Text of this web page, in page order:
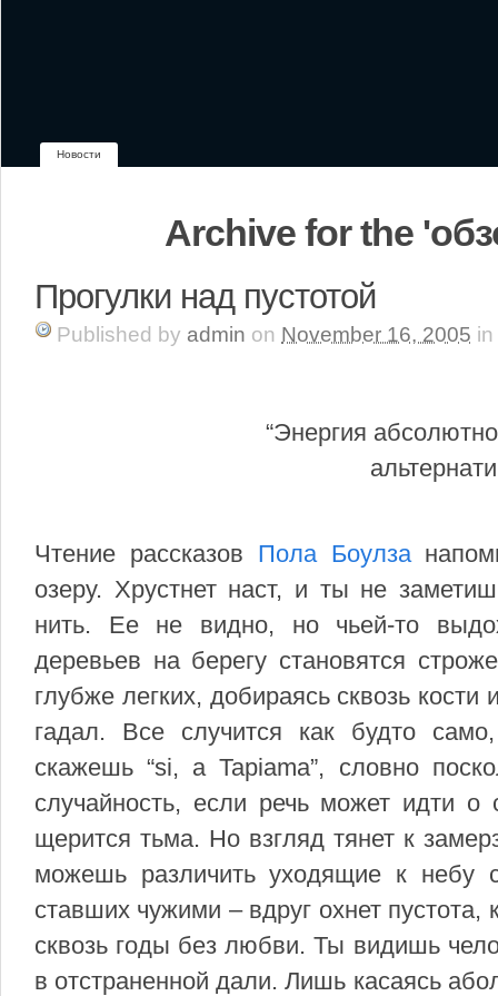
Новости
Archive for the
Прогулки над пустотой
Published by admin on November 16, 2005 in
“Энергия
Чтение рассказов Пола Боулза
озеру. Хрустнет наст, и ты не
нить. Ее не видно, но чьей-то
деревьев на берегу становятся
глубже легких, добираясь сквозь
гадал. Все случится как будто
скажешь “si, a Tapiama”, словно
случайность, если речь может идти о
щерится тьма. Но взгляд тянет к
можешь различить уходящие к
ставших чужими – вдруг охнет пустота,
сквозь годы без любви. Ты видишь
в отстраненной дали. Лишь касаясь